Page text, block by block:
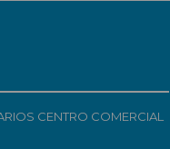
CENTRO COMERCIAL